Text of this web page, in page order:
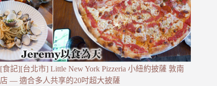
[食記][台北市] Little New York Pizzeria 小紐約披薩 敦南
店 — 適合多人共享的20吋超大披薩